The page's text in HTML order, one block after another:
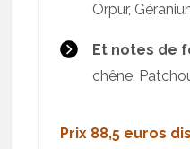
Orpur,
Et notes de
chêne,
Prix 88,5 euros